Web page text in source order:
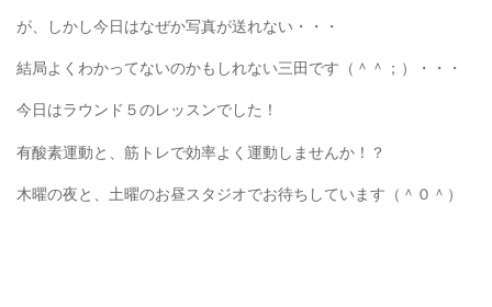
が、しかし今日はなぜか写真が送れない・・・
結局よくわかってないのかもしれない三田です（＾＾；）・・・
今日はラウンド５のレッスンでした！
有酸素運動と、筋トレで効率よく運動しませんか！？
木曜の夜と、土曜のお昼スタジオでお待ちしています（＾０＾）